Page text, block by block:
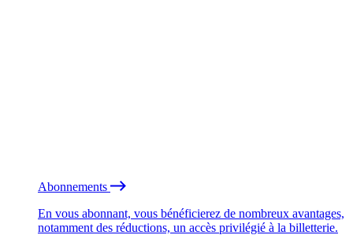
Abonnements
En vous abonnant, vous bénéficierez de nombreux avantages,
notamment des réductions, un accès privilégié à la billetterie.